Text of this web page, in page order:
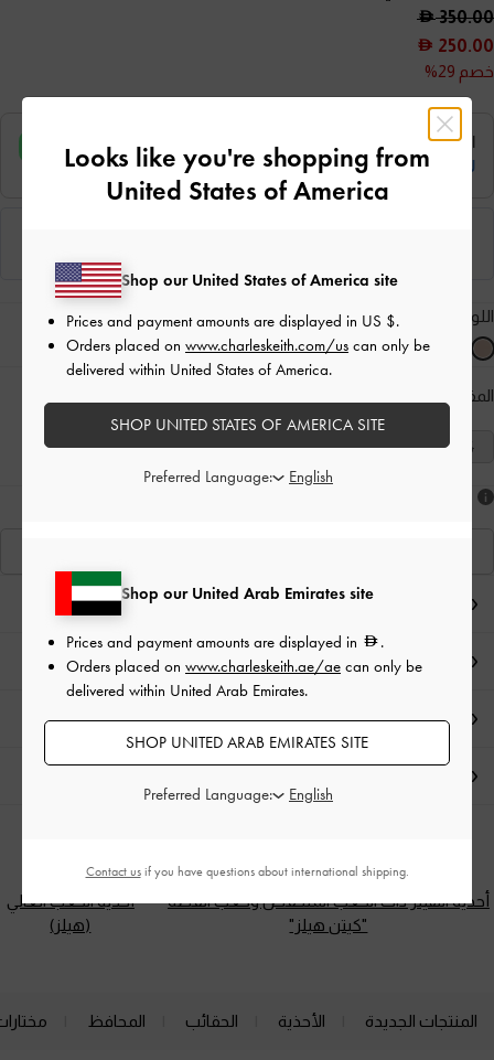
350.00
250.00
خصم 29%
اللون: لون البشرة الطبيعي
المقاس:
35
36
37
38
39
40
41
ملاحظات المحرر
تفاصيل المنتج وتعليمات العناية
العروض الحصرية
أحذية الهيلز ذات الكعب المنخفض وكعب القطة
"كيتن هيلز"
أحذية الكعب العالي
(هيلز)
المنتجات الجديدة الأحذية الحقائب المحافظ
Looks like you're shopping from
United States of America
Shop our United Arab Emirates site
Prices and payment amounts are displayed in
.
Orders placed on www.charleskeith.ae/ae can only be
delivered within United Arab Emirates.
SHOP UNITED ARAB EMIRATES SITE
Preferred Language:
Shop our United States of America site
Prices and payment amounts are displayed in US $.
Orders placed on www.charleskeith.com/us can only be
delivered within United States of America.
SHOP UNITED STATES OF AMERICA SITE
Preferred Language:
Contact usif you have questions about international shipping.